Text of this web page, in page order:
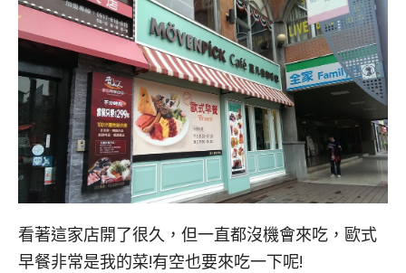
看著這家店開了很久，但一直都沒機會來吃，歐式
早餐非常是我的菜!有空也要來吃一下呢!